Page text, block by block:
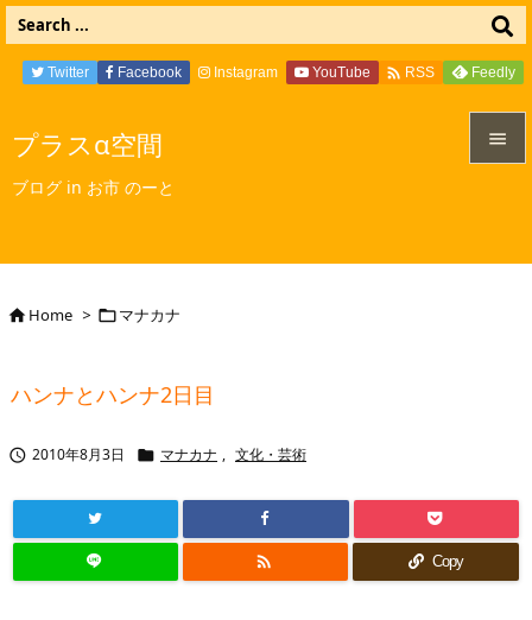
プラスα空間
ブログ in お市 のーと

Twitter Facebook Instagram YouTube  RSS Feedly
Home > マナカナ
ハンナとハンナ2日目
 2010年8月3日  マナカナ , 文化・芸術
 Copy